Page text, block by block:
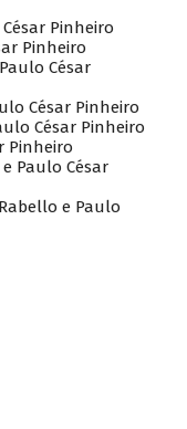
Pinheiro
Pinheiro
César
César Pinheiro
César Pinheiro
Pinheiro
Paulo César
e Paulo